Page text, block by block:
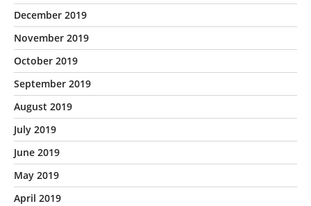
December 2019
November 2019
October 2019
September 2019
August 2019
July 2019
June 2019
May 2019
April 2019